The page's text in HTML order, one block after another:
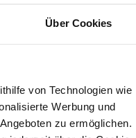
Über Cookies
von Technologien wie
Werbung und
zu ermöglichen.